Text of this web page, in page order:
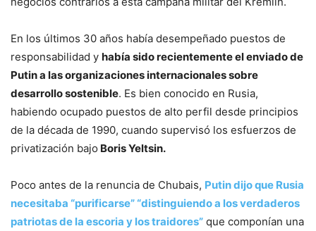
En los últimos 30 años había desempeñado puestos de
responsabilidad y había sido recientemente el enviado de
Putin a las organizaciones internacionales sobre
desarrollo sostenible. Es bien conocido en Rusia,
habiendo ocupado puestos de alto perfil desde principios
de la década de 1990, cuando supervisó los esfuerzos de
privatización bajo Boris Yeltsin.
Poco antes de la renuncia de Chubais, Putin dijo que Rusia
necesitaba “purificarse” “distinguiendo a los verdaderos
patriotas de la escoria y los traidores” que componían una